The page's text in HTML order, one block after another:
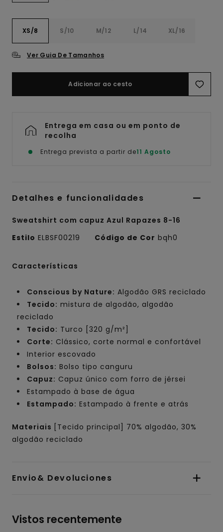
XS/8 S/10 M/12 L/14 XL/16
Ver Guia De Tamanhos
Adicionar ao cesto
Entrega em casa ou em ponto de
recolha
Entrega prevista a partir de11 Agosto
Detalhes e funcionalidades
Sweatshirt com capuz Azul Rapazes 8-16
Estilo ELBSF00219 Código de Cor bqh0
Características
Conscious by Nature: Algodão GRS reciclado
Tecido: mistura de algodão, algodão
reciclado
Tecido: Turco [320 g/m²]
Corte: Clássico, corte normal e confortável
Interior escovado
Bolsos: Bolso tipo canguru
Capuz: Capuz único com forro de jérsei
Estampado à base de água
Estampado: Estampado à frente e atrás
Materiais
[Tecido principal] 70% algodão, 30%
algodão reciclado
Envio& Devoluciones
Vistos recentemente